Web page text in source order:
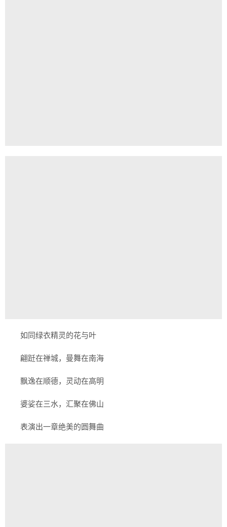
如同绿衣精灵的花与叶
翩跹在禅城，曼舞在南海
飘逸在顺德，灵动在高明
婆娑在三水，汇聚在佛山
表演出一章绝美的圆舞曲